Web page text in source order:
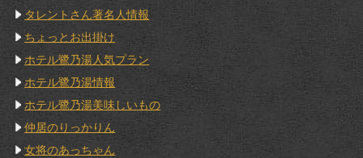
タレントさん著名人情報
ちょっとお出掛け
ホテル鷺乃湯人気プラン
ホテル鷺乃湯情報
ホテル鷺乃湯美味しいもの
仲居のりっかりん
女将のあっちゃん